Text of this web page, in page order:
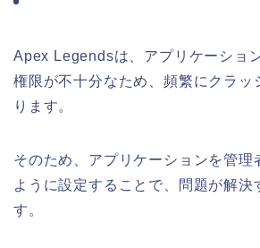
Apex Legendsは、アプリケーショ
権限が不十分なため、頻繁にクラッ
ります。
そのため、アプリケーションを管理
ように設定することで、問題が解決
す。